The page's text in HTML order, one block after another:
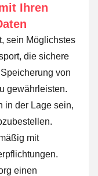
Ihren
sein Möglichstes
die sichere
von
gewährleisten.
in der Lage sein,
mit
einen